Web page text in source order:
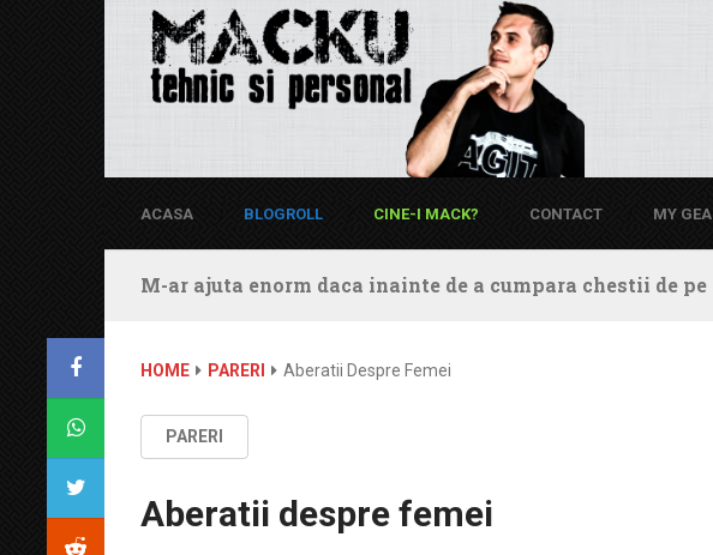
ACASA BLOGROLL CINE-I MACK? CONTACT MY
M-ar ajuta enorm daca inainte de a cumpara chestii de
HOME PARERI Aberatii Despre Femei
PARERI
Aberatii despre femei